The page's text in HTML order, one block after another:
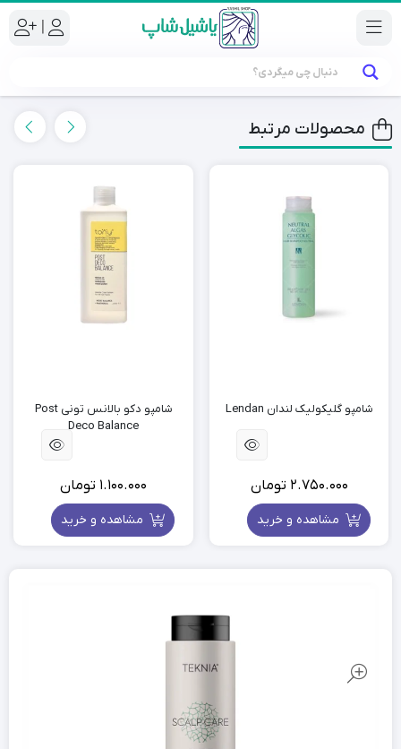
|
محصولات مرتبط
شامپو گلیکولیک لندان Lendan
2.750.000 تومان
مشاهده و خرید
شامپو دکو بالانس تونی Post
Deco Balance
1.100.000 تومان
مشاهده و خرید